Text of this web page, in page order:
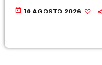
today 10 AGOSTO 2026